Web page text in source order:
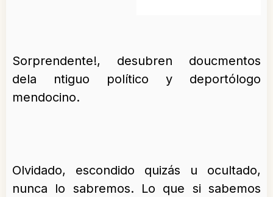
Sorprendente!, desubren doucmentos
dela ntiguo político y deportólogo
mendocino.
Olvidado, escondido quizás u ocultado,
nunca lo sabremos. Lo que si sabemos